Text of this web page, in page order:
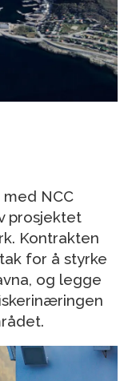
NCC
prosjektet
Kontrakten
for å styrke
og legge